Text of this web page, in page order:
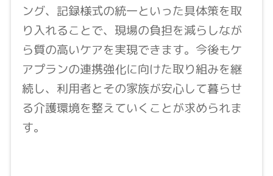
ング、記録様式の統一といった具体策を取
り入れることで、現場の負担を減らしなが
ら質の高いケアを実現できます。今後もケ
アプランの連携強化に向けた取り組みを継
続し、利用者とその家族が安心して暮らせ
る介護環境を整えていくことが求められま
す。